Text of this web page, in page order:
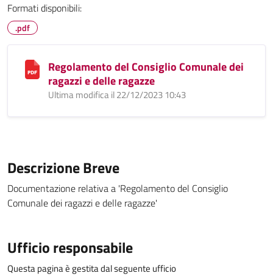
Formati disponibili:
.pdf
Regolamento del Consiglio Comunale dei
ragazzi e delle ragazze
Ultima modifica il 22/12/2023 10:43
Descrizione Breve
Documentazione relativa a 'Regolamento del Consiglio
Comunale dei ragazzi e delle ragazze'
Ufficio responsabile
Questa pagina è gestita dal seguente ufficio